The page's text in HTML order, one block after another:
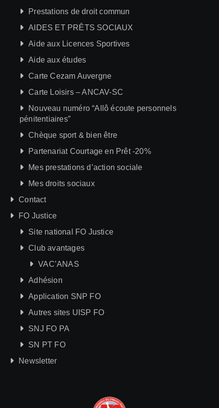
Prestations de droit commun
AIDES ET PRÊTS SOCIAUX
Aide aux Licences Sportives
Aide aux études
Carte Cezam Auvergne
Carte Loisirs – ANCAV-SC
Nouveau numéro “Allô écoute personnels
pénitentiaires”
Chèque sport & bien être
Partenariat Courtage en Prêt -20%
Mes prestations d’action sociale
Mes droits sociaux
Contact
FO Justice
Site national FO Justice
Club avantages
VAC’ANAS
Adhésion
Application SNP FO
Autres sites UISP FO
SNJ FO PA
SN PT FO
Newsletter